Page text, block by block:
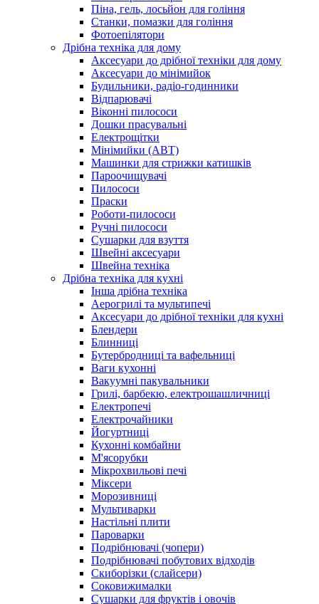
Піна, гель, лосьйон для гоління
Станки, помазки для гоління
Фотоепілятори
Дрібна техніка для дому
Аксесуари до дрібної техніки для дому
Аксесуари до мінімийок
Будильники, радіо-годинники
Відпарювачі
Віконні пилососи
Дошки прасувальні
Електрощітки
Мінімийки (АВТ)
Машинки для стрижки катишків
Пароочищувачі
Пилососи
Праски
Роботи-пилососи
Ручні пилососи
Сушарки для взуття
Швейні аксесуари
Швейна техніка
Дрібна техніка для кухні
Інша дрібна техніка
Аерогрилі та мультипечі
Аксесуари до дрібної техніки для кухні
Блендери
Блинниці
Бутербродниці та вафельниці
Ваги кухонні
Вакуумні пакувальники
Грилі, барбекю, електрошашличниці
Електропечі
Електрочайники
Йогуртниці
Кухонні комбайни
М'ясорубки
Мікрохвильові печі
Міксери
Морозивниці
Мультиварки
Настільні плити
Пароварки
Подрібнювачі (чопери)
Подрібнювачі побутових відходів
Скиборізки (слайсери)
Соковижималки
Сушарки для фруктів і овочів